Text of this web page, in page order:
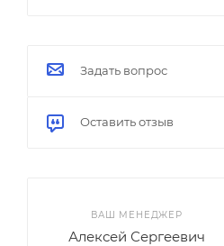
Задать вопрос
Оставить отзыв
ВАШ МЕНЕДЖЕР
Алексей Сергеевич